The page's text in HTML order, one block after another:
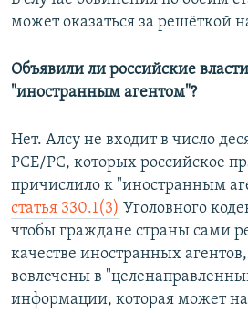
может оказаться за решёткой
Объявили ли российские
"иностранным агентом"?
Нет. Алсу не входит в число
РСЕ/РС, которых российское
причислило к "иностранным
статья 330.1(3) Уголовного
чтобы граждане страны сами
качестве иностранных
вовлечены в
информации, которая может